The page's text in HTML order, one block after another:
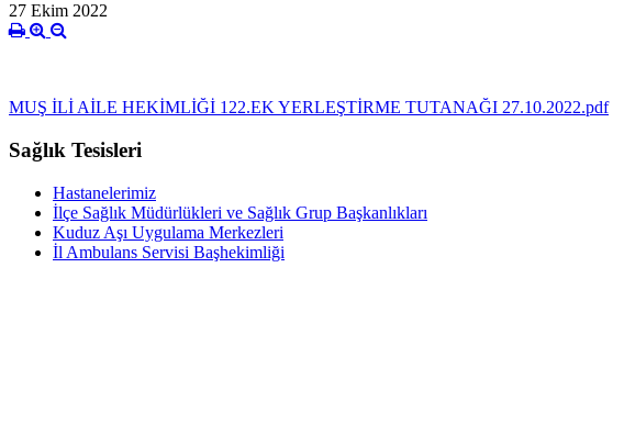
27 Ekim 2022
MUŞ İLİ AİLE HEKİMLİĞİ 122.EK YERLEŞTİRME TUTANAĞI 27.10.2022.pdf
Sağlık Tesisleri
Hastanelerimiz
İlçe Sağlık Müdürlükleri ve Sağlık Grup Başkanlıkları
Kuduz Aşı Uygulama Merkezleri
İl Ambulans Servisi Başhekimliği